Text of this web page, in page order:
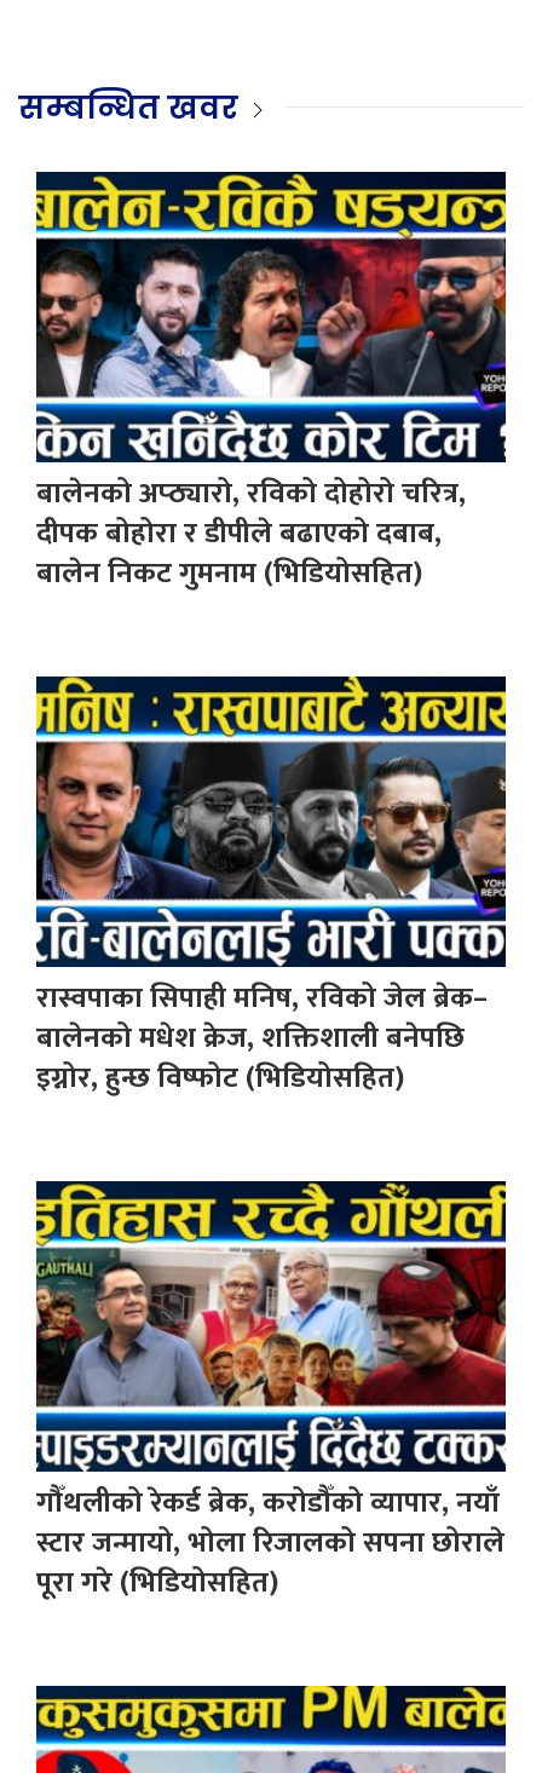
सम्बन्धित खवर
बालेनको अप्ठ्यारो, रविको दोहोरो चरित्र,
दीपक बोहोरा र डीपीले बढाएको दबाब,
बालेन निकट गुमनाम (भिडियोसहित)
रास्वपाका सिपाही मनिष, रविको जेल ब्रेक–
बालेनको मधेश क्रेज, शक्तिशाली बनेपछि
इग्नोर, हुन्छ विष्फोट (भिडियोसहित)
गौँथलीको रेकर्ड ब्रेक, करोडौँको व्यापार, नयाँ
स्टार जन्मायो, भोला रिजालको सपना छोराले
पूरा गरे (भिडियोसहित)